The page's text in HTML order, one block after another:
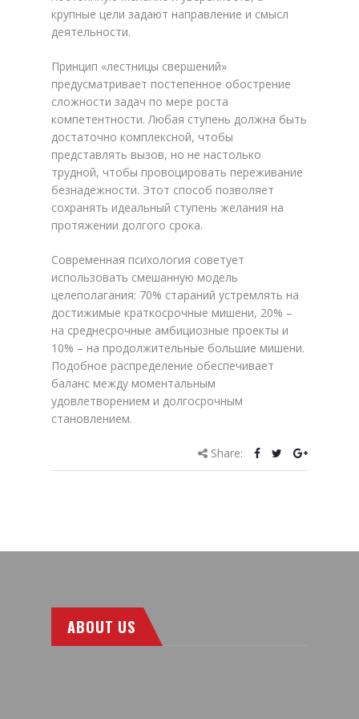
крупные цели задают направление и смысл
деятельности.
Принцип «лестницы свершений»
предусматривает постепенное обострение
сложности задач по мере роста
компетентности. Любая ступень должна быть
достаточно комплексной, чтобы
представлять вызов, но не настолько
трудной, чтобы провоцировать переживание
безнадежности. Этот способ позволяет
сохранять идеальный ступень желания на
протяжении долгого срока.
Современная психология советует
использовать смешанную модель
целеполагания: 70% стараний устремлять на
достижимые краткосрочные мишени, 20% –
на среднесрочные амбициозные проекты и
10% – на продолжительные большие мишени.
Подобное распределение обеспечивает
баланс между моментальным
удовлетворением и долгосрочным
становлением.
Share:
ABOUT US